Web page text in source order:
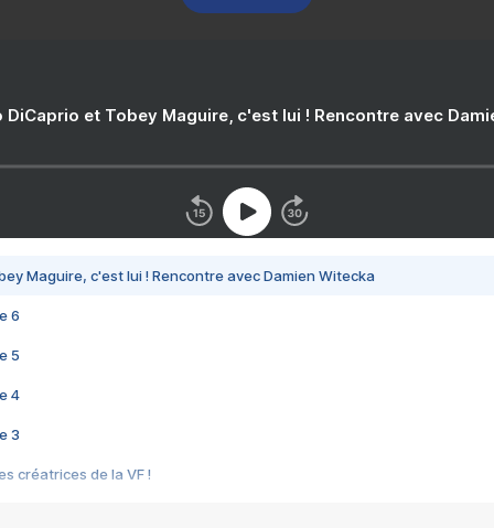
DiCaprio et Tobey Maguire, c'est lui ! Rencontre avec
Maguire, c'est lui ! Rencontre avec Damien Witecka
6
5
4
3
créatrices de la VF !